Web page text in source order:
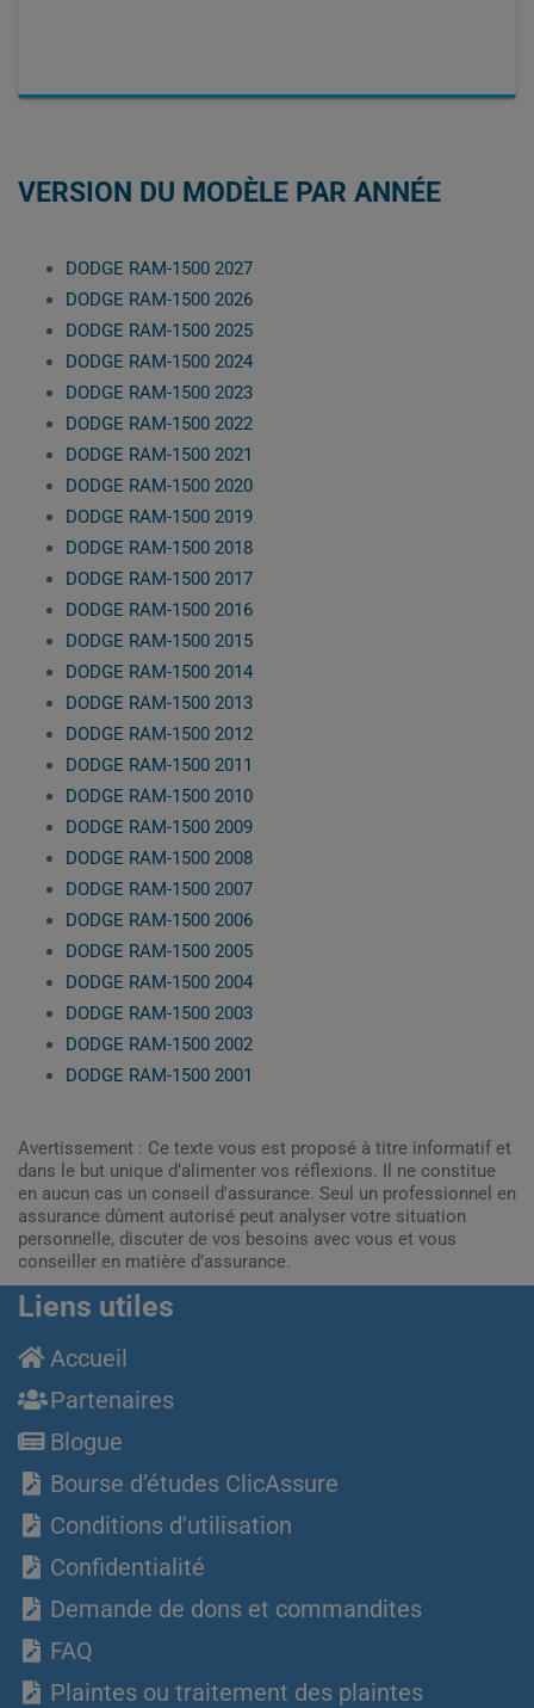
VERSION DU MODÈLE PAR ANNÉE
DODGE RAM-1500 2027
DODGE RAM-1500 2026
DODGE RAM-1500 2025
DODGE RAM-1500 2024
DODGE RAM-1500 2023
DODGE RAM-1500 2022
DODGE RAM-1500 2021
DODGE RAM-1500 2020
DODGE RAM-1500 2019
DODGE RAM-1500 2018
DODGE RAM-1500 2017
DODGE RAM-1500 2016
DODGE RAM-1500 2015
DODGE RAM-1500 2014
DODGE RAM-1500 2013
DODGE RAM-1500 2012
DODGE RAM-1500 2011
DODGE RAM-1500 2010
DODGE RAM-1500 2009
DODGE RAM-1500 2008
DODGE RAM-1500 2007
DODGE RAM-1500 2006
DODGE RAM-1500 2005
DODGE RAM-1500 2004
DODGE RAM-1500 2003
DODGE RAM-1500 2002
DODGE RAM-1500 2001
Avertissement : Ce texte vous est proposé à titre informatif et
dans le but unique d’alimenter vos réflexions. Il ne constitue
en aucun cas un conseil d'assurance. Seul un professionnel en
assurance dûment autorisé peut analyser votre situation
personnelle, discuter de vos besoins avec vous et vous
conseiller en matière d’assurance.
Liens utiles
Accueil
Partenaires
Blogue
Bourse d’études ClicAssure
Conditions d'utilisation
Confidentialité
Demande de dons et commandites
FAQ
Plaintes ou traitement des plaintes